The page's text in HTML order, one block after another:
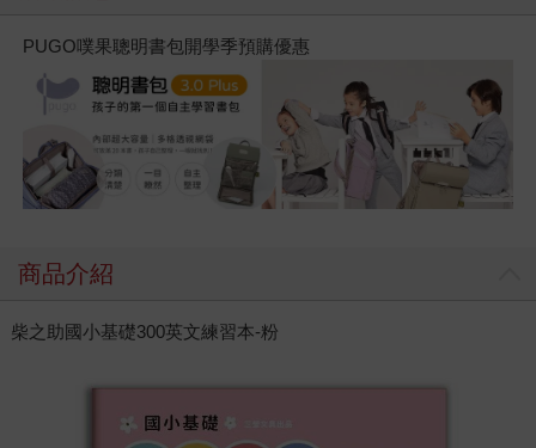
PUGO噗果聰明書包開學季預購優惠
商品介紹
柴之助國小基礎300英文練習本-粉